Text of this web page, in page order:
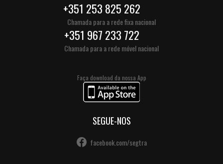
+351 253 825 262
Chamada para a rede fixa nacional
+351 967 233 722
Chamada para a rede móvel nacional
Faça download da nossa App
SEGUE-NOS
facebook.com/segtra